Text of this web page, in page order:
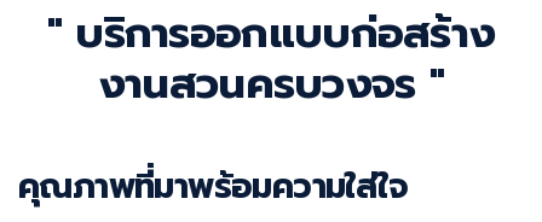
" บริการออกแบบก่อสร้าง
งานสวนครบวงจร "
คุณภาพที่มาพร้อมความใส่ใจ